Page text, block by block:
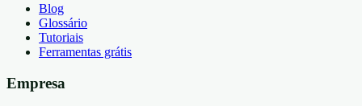
Blog
Glossário
Tutoriais
Ferramentas grátis
Empresa